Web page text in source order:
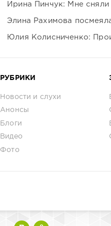
Ирина Пинчук: Мне сняли
Элина Рахимова
Юлия Колисниченко:
РУБРИКИ
Новости и слухи
Анонсы
Блоги
Видео
Фото